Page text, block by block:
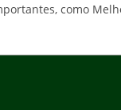
como